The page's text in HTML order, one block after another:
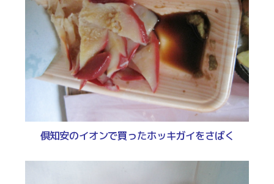
倶知安のイオンで買ったホッキガイをさばく